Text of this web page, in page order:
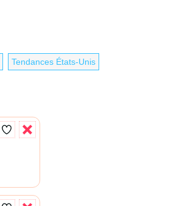
Tendances États-Unis